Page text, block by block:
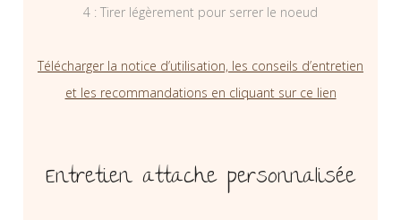
4 : Tirer légèrement pour serrer le noeud
Télécharger la notice d’utilisation, les conseils d’entretien
et les recommandations en cliquant sur ce lien
Entretien attache personnalisée